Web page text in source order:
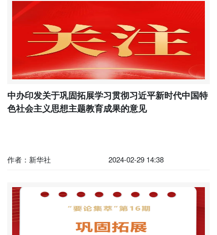
中办印发关于巩固拓展学习贯彻习近平新时代中国特
色社会主义思想主题教育成果的意见
作者：新华社 2024-02-29 14:38